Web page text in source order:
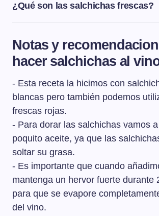
¿Qué son las salchichas frescas?
Las salchichas frescas se consideran
picada de cerdo o de vacuno aunque
de pollo o de cordero. Las salchichas
frescas no tienen ni un proceso de
proceso de cocinado.
Notas y
hacer salchichas al
- Esta receta la hicimos con
blancas pero también podemos
frescas rojas.
- Para dorar las salchichas vamos
poquito aceite, ya que las
soltar su grasa.
- Es importante que cuando
mantenga un hervor fuerte durante
para que se evapore
del vino.